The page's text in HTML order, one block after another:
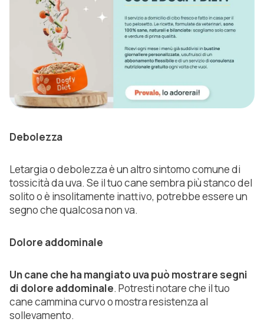
Debolezza
Letargia o debolezza è un altro sintomo comune di
tossicità da uva. Se il tuo cane sembra più stanco del
solito o è insolitamente inattivo, potrebbe essere un
segno che qualcosa non va.
Dolore addominale
Un cane che ha mangiato uva può mostrare segni
di dolore addominale. Potresti notare che il tuo
cane cammina curvo o mostra resistenza al
sollevamento.